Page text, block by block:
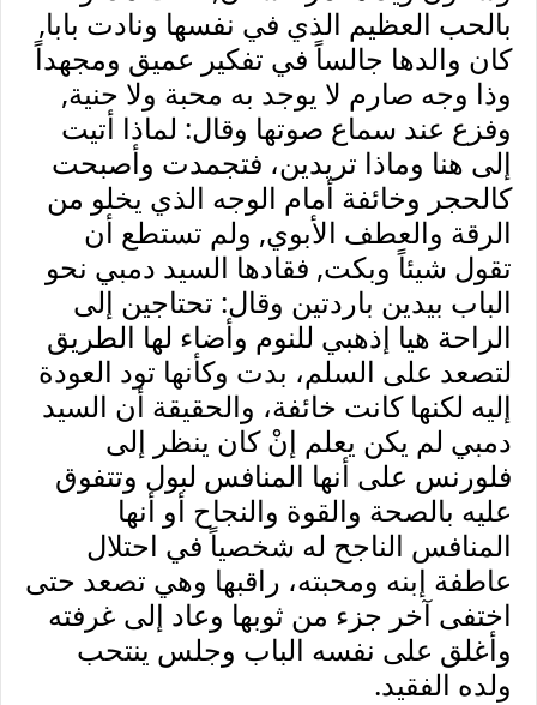
بالحب العظيم الذي في نفسها ونادت بابا,
كان والدها جالساً في تفكير عميق ومجهداً
وذا وجه صارم لا يوجد به محبة ولا حنية,
وفزع عند سماع صوتها وقال: لماذا أتيت
إلى هنا وماذا تريدين، فتجمدت وأصبحت
كالحجر وخائفة أمام الوجه الذي يخلو من
الرقة والعطف الأبوي, ولم تستطع أن
تقول شيئاً وبكت, فقادها السيد دمبي نحو
الباب بيدين باردتين وقال: تحتاجين إلى
الراحة هيا إذهبي للنوم وأضاء لها الطريق
لتصعد على السلم، بدت وكأنها تود العودة
إليه لكنها كانت خائفة، والحقيقة أن السيد
دمبي لم يكن يعلم إنْ كان ينظر إلى
فلورنس على أنها المنافس لبول وتتفوق
عليه بالصحة والقوة والنجاح أو أنها
المنافس الناجح له شخصياً في احتلال
عاطفة إبنه ومحبته، راقبها وهي تصعد حتى
اختفى آخر جزء من ثوبها وعاد إلى غرفته
وأغلق على نفسه الباب وجلس ينتحب
ولده الفقيد.